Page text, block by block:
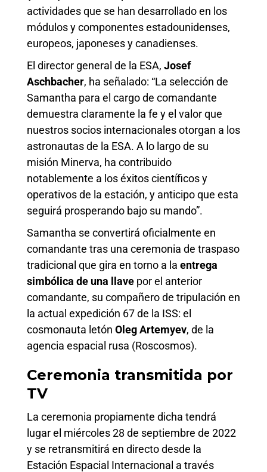
actividades que se han desarrollado en los
módulos y componentes estadounidenses,
europeos, japoneses y canadienses.
El director general de la ESA, Josef
Aschbacher, ha señalado: “La selección de
Samantha para el cargo de comandante
demuestra claramente la fe y el valor que
nuestros socios internacionales otorgan a los
astronautas de la ESA. A lo largo de su
misión Minerva, ha contribuido
notablemente a los éxitos científicos y
operativos de la estación, y anticipo que esta
seguirá prosperando bajo su mando”.
Samantha se convertirá oficialmente en
comandante tras una ceremonia de traspaso
tradicional que gira en torno a la entrega
simbólica de una llave por el anterior
comandante, su compañero de tripulación en
la actual expedición 67 de la ISS: el
cosmonauta letón Oleg Artemyev, de la
agencia espacial rusa (Roscosmos).
Ceremonia transmitida por
TV
La ceremonia propiamente dicha tendrá
lugar el miércoles 28 de septiembre de 2022
y se retransmitirá en directo desde la
Estación Espacial Internacional a través